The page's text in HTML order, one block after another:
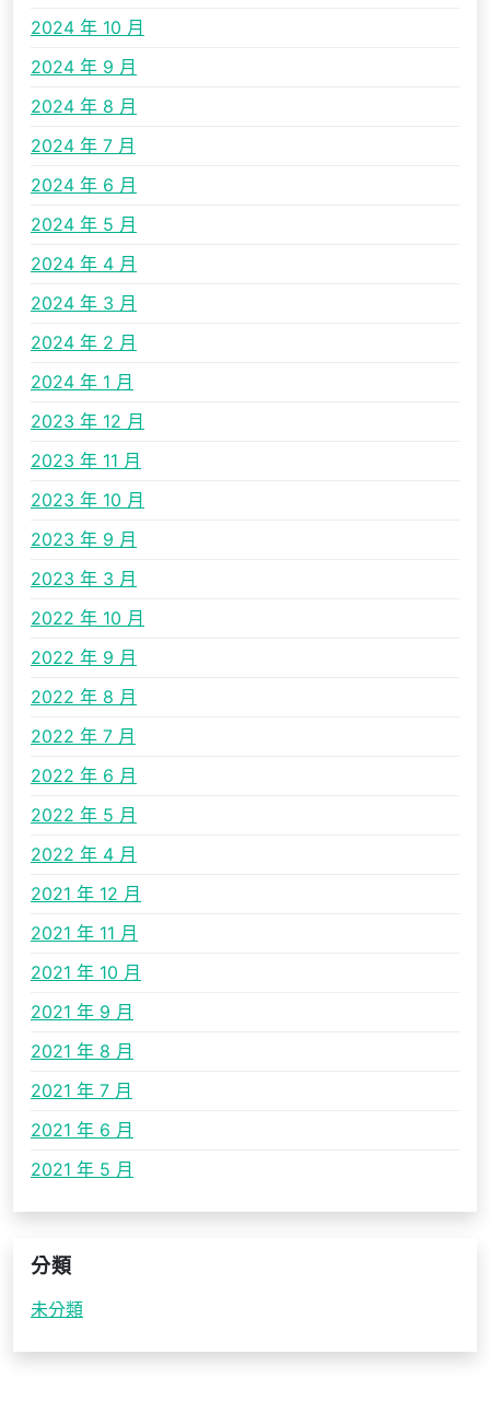
2024 年 10 月
2024 年 9 月
2024 年 8 月
2024 年 7 月
2024 年 6 月
2024 年 5 月
2024 年 4 月
2024 年 3 月
2024 年 2 月
2024 年 1 月
2023 年 12 月
2023 年 11 月
2023 年 10 月
2023 年 9 月
2023 年 3 月
2022 年 10 月
2022 年 9 月
2022 年 8 月
2022 年 7 月
2022 年 6 月
2022 年 5 月
2022 年 4 月
2021 年 12 月
2021 年 11 月
2021 年 10 月
2021 年 9 月
2021 年 8 月
2021 年 7 月
2021 年 6 月
2021 年 5 月
分類
未分類